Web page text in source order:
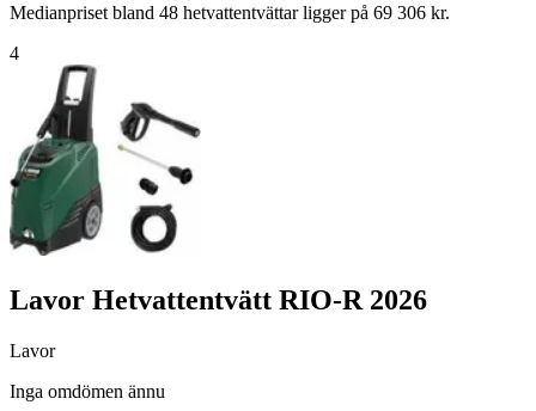
Medianpriset bland 48 hetvattentvättar ligger på 69 306 kr.
4
Lavor Hetvattentvätt RIO-R 2026
Lavor
Inga omdömen ännu